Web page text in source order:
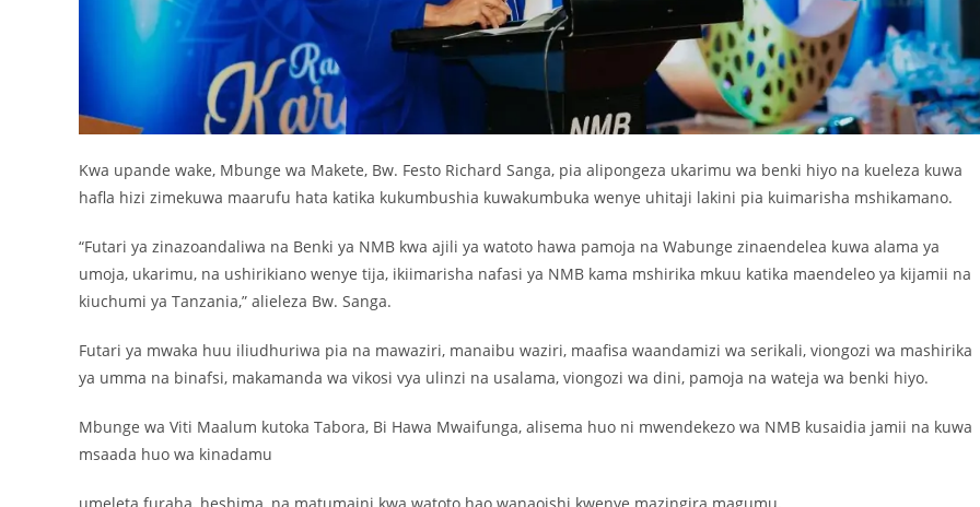
Kwa upande wake, Mbunge wa Makete, Bw. Festo Richard Sanga, pia alipongeza ukarimu wa benki hiyo na kueleza kuwa
hafla hizi zimekuwa maarufu hata katika kukumbushia kuwakumbuka wenye uhitaji lakini pia kuimarisha mshikamano.
“Futari ya zinazoandaliwa na Benki ya NMB kwa ajili ya watoto hawa pamoja na Wabunge zinaendelea kuwa alama ya
umoja, ukarimu, na ushirikiano wenye tija, ikiimarisha nafasi ya NMB kama mshirika mkuu katika maendeleo ya kijamii na
kiuchumi ya Tanzania,” alieleza Bw. Sanga.
Futari ya mwaka huu iliudhuriwa pia na mawaziri, manaibu waziri, maafisa waandamizi wa serikali, viongozi wa mashirika
ya umma na binafsi, makamanda wa vikosi vya ulinzi na usalama, viongozi wa dini, pamoja na wateja wa benki hiyo.
Mbunge wa Viti Maalum kutoka Tabora, Bi Hawa Mwaifunga, alisema huo ni mwendekezo wa NMB kusaidia jamii na kuwa
msaada huo wa kinadamu